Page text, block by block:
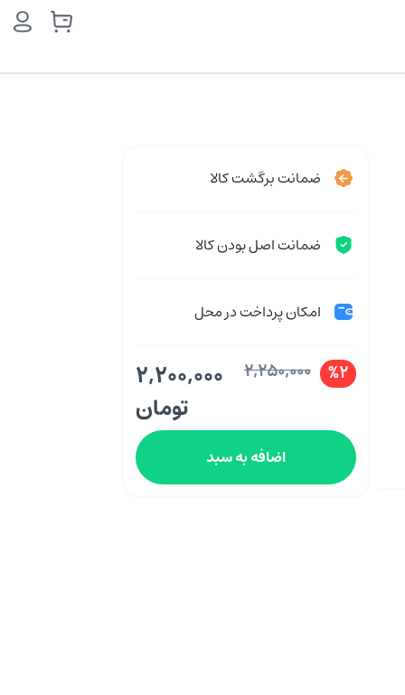
ضمانت برگشت کالا
ضمانت اصل بودن کالا
امکان پرداخت در محل
%2
2,250,000
2,200,000
تومان
اضافه به سبد